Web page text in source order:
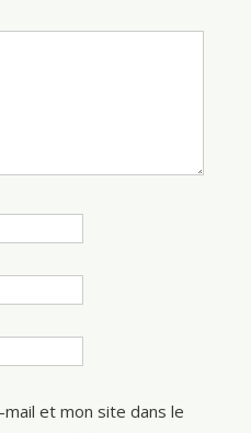
et mon site dans le